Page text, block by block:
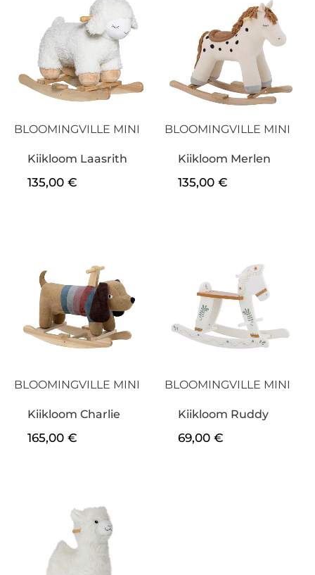
BLOOMINGVILLE MINI
Kiikloom Laasrith
135,00€
BLOOMINGVILLE MINI
Kiikloom Merlen
135,00€
BLOOMINGVILLE MINI
Kiikloom Charlie
165,00€
BLOOMINGVILLE MINI
Kiikloom Ruddy
69,00€